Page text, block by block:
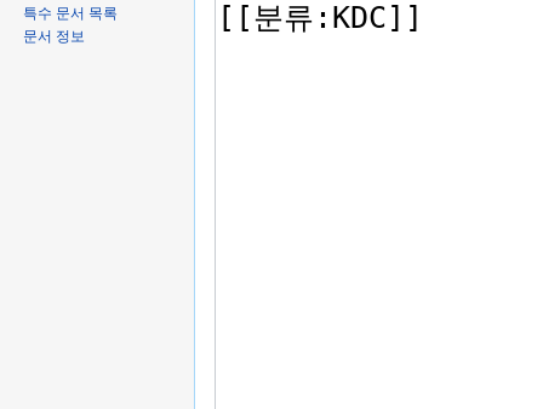
특수 문서 목록
문서 정보